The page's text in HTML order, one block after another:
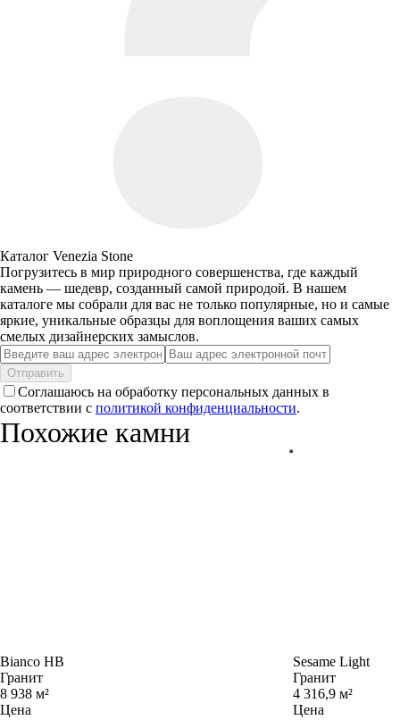
Каталог Venezia Stone
Погрузитесь в мир природного совершенства, где каждый
камень — шедевр, созданный самой природой. В нашем
каталоге мы собрали для вас не только популярные, но и самые
яркие, уникальные образцы для воплощения ваших самых
смелых дизайнерских замыслов.
Отправить
Соглашаюсь на обработку персональных данных в
соответствии с политикой конфиденциальности.
Похожие камни
Bianco HB
Гранит
8 938 м²
Цена
Sesame Light
Гранит
4 316,9 м²
Цена